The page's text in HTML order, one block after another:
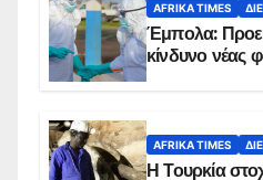
AFRIKA TIMES
Έμπολα:
κίνδυνο νέας
AFRIKA TIMES
Η Τουρκία